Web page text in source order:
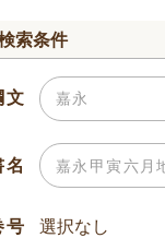
索条件
文
名
号